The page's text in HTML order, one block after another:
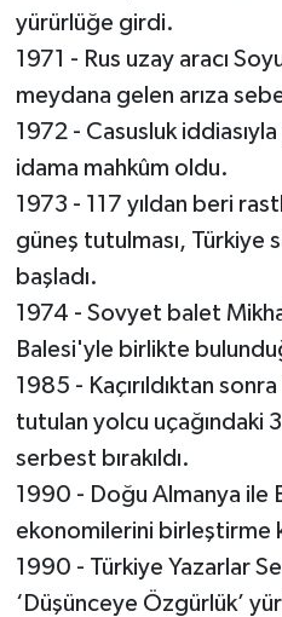
yürürlüğe girdi.
1971 - Rus uzay aracı
meydana gelen arıza
1972 - Casusluk
idama mahkûm oldu.
1973 - 117 yıldan beri
güneş tutulması,
başladı.
1974 - Sovyet balet
Balesi'yle birlikte
1985 - Kaçırıldıktan
tutulan yolcu uçağındaki
serbest bırakıldı.
1990 - Doğu Almanya ile
ekonomilerini birleştirme
1990 - Türkiye Yazarlar
‘Düşünceye Özgürlük’